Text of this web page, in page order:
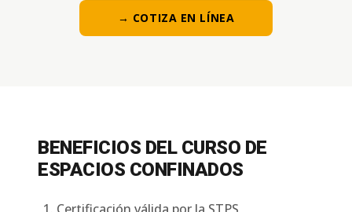
→ COTIZA EN LÍNEA
BENEFICIOS DEL CURSO DE
ESPACIOS CONFINADOS